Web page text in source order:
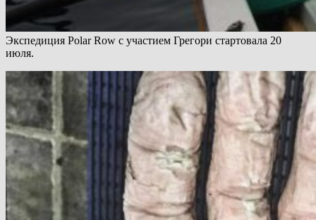
Экспедиция Polar Row с участием Грегори стартовала 20
июля.